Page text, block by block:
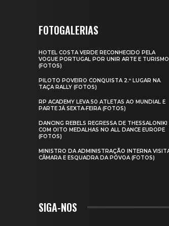
FOTOGALERIAS
HOTEL COSTA VERDE RECONHECIDO PELA
VOGUE PORTUGAL POR UNIR ARTE E TURISMO
(FOTOS)
PILOTO POVEIRO CONQUISTA 2.º LUGAR NA
TAÇA RALLY (FOTOS)
RP ACADEMY LEVA 50 ATLETAS AO MUNDIAL E
PARTE JÁ SEXTA‑FEIRA (FOTOS)
DANCING REBELS REGRESSA DE THESSALONIKI
COM OITO MEDALHAS NO ALL DANCE EUROPE
(FOTOS)
MINISTRO DA ADMINISTRAÇÃO INTERNA
CÂMARA E ESQUADRA DA PÓVOA (FOTOS)
SIGA-NOS